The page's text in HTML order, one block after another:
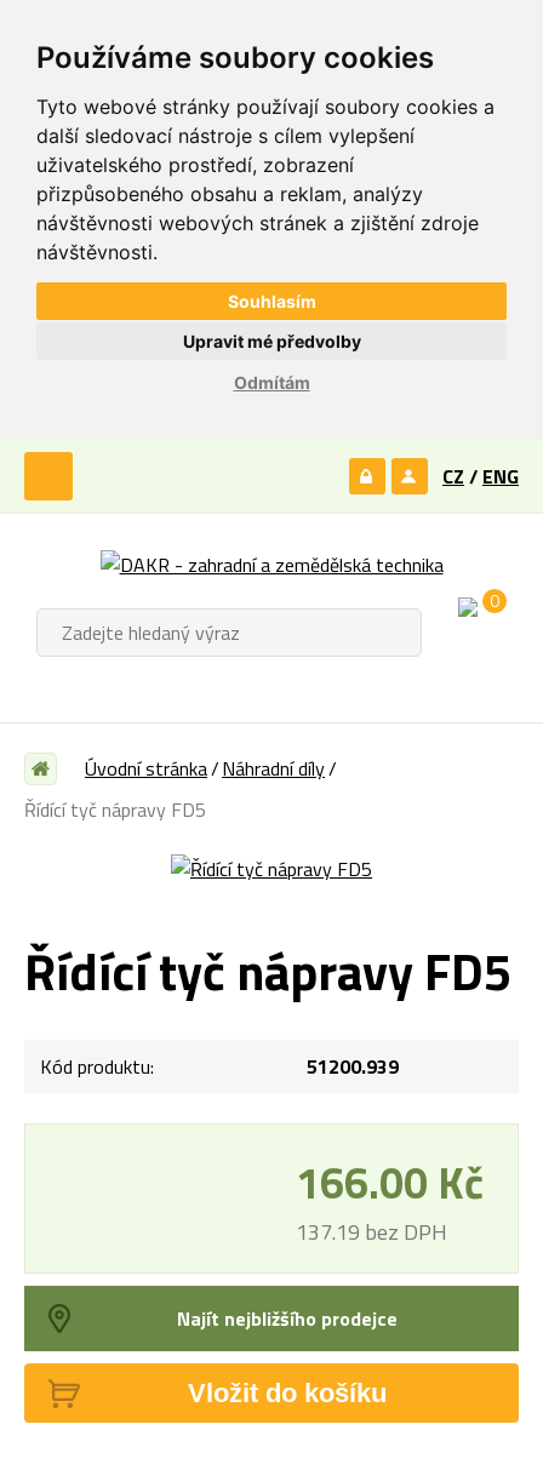
Používáme soubory cookies
Tyto webové stránky používají soubory cookies a
další sledovací nástroje s cílem vylepšení
uživatelského prostředí, zobrazení
přizpůsobeného obsahu a reklam, analýzy
návštěvnosti webových stránek a zjištění zdroje
návštěvnosti.
Souhlasím
Odmítám
Upravit mé předvolby
CZ / ENG
0
Úvodní stránka Náhradní díly
Řídící tyč nápravy FD5
Řídící tyč nápravy FD5
Kód produktu: 51200.939
166.00 Kč
137.19 bez DPH
Najít nejbližšího prodejce
Vložit do košíku